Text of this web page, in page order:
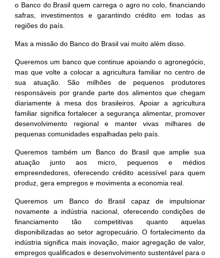
o Banco do Brasil quem carrega o agro no colo, financiando
safras, investimentos e garantindo crédito em todas as
regiões do país.
Mas a missão do Banco do Brasil vai muito além disso.
Queremos um banco que continue apoiando o agronegócio,
mas que volte a colocar a agricultura familiar no centro de
sua atuação. São milhões de pequenos produtores
responsáveis por grande parte dos alimentos que chegam
diariamente à mesa dos brasileiros. Apoiar a agricultura
familiar significa fortalecer a segurança alimentar, promover
desenvolvimento regional e manter vivas milhares de
pequenas comunidades espalhadas pelo país.
Queremos também um Banco do Brasil que amplie sua
atuação junto aos micro, pequenos e médios
empreendedores, oferecendo crédito acessível para quem
produz, gera empregos e movimenta a economia real.
Queremos um Banco do Brasil capaz de impulsionar
novamente a indústria nacional, oferecendo condições de
financiamento tão competitivas quanto aquelas
disponibilizadas ao setor agropecuário. O fortalecimento da
indústria significa mais inovação, maior agregação de valor,
empregos qualificados e desenvolvimento sustentável para o